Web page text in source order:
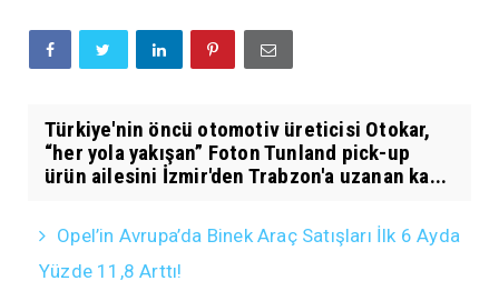
Türkiye'nin öncü otomotiv üreticisi Otokar,
“her yola yakışan” Foton Tunland pick-up
ürün ailesini İzmir'den Trabzon'a uzanan ka...
Opel’in Avrupa’da Binek Araç Satışları İlk 6 Ayda
Yüzde 11,8 Arttı!